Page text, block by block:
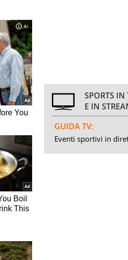
SPORTS IN
E IN
GUIDA TV:
Eventi sportivi in